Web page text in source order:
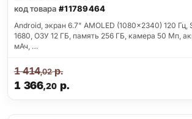
код товара #11789464
Android, экран 6.7" AMOLED (1080x2340) 120 Гц,
1680, ОЗУ 12 ГБ, память 256 ГБ, камера 50 Мп,
мАч, …
1 366,20 р.
1 414,02р.